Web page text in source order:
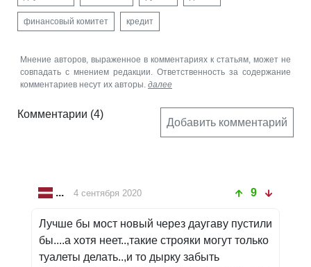
финансовый комитет кредит
Мнение авторов, выраженное в комментариях к статьям, может не
совпадать с мнением редакции. Ответственность за содержание
комментариев несут их авторы. далее
Комментарии (4)
Добавить комментарий
... 4 сентября 2020 9
Лучше бы мост новый через даугаву пустили
бы....а хотя неет..,такие строяки могут только
туалеты делать..,и то дырку забыть